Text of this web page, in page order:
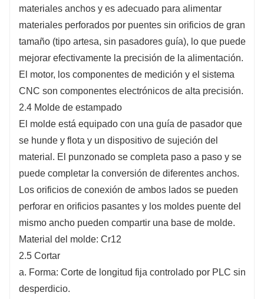
materiales anchos y es adecuado para alimentar
materiales perforados por puentes sin orificios de gran
tamaño (tipo artesa, sin pasadores guía), lo que puede
mejorar efectivamente la precisión de la alimentación.
El motor, los componentes de medición y el sistema
CNC son componentes electrónicos de alta precisión.
2.4 Molde de estampado
El molde está equipado con una guía de pasador que
se hunde y flota y un dispositivo de sujeción del
material. El punzonado se completa paso a paso y se
puede completar la conversión de diferentes anchos.
Los orificios de conexión de ambos lados se pueden
perforar en orificios pasantes y los moldes puente del
mismo ancho pueden compartir una base de molde.
Material del molde: Cr12
2.5 Cortar
a. Forma: Corte de longitud fija controlado por PLC sin
desperdicio.